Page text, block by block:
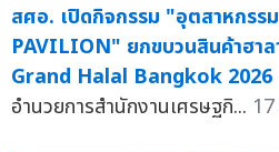
สศอ. เปิดกิจกรรม "อุตสาหกรร
PAVILION" ยกขบวนสินค้าฮาล
Grand Halal Bangkok 2026
อำนวยการสำนักงานเศรษฐกิ...